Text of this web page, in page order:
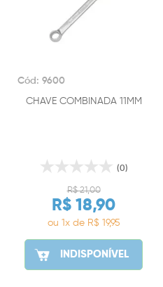
Cód: 9600
CHAVE COMBINADA 11MM
(0)
R$ 21,00
R$ 18,90
ou 1x de R$ 19,95
INDISPONÍVEL